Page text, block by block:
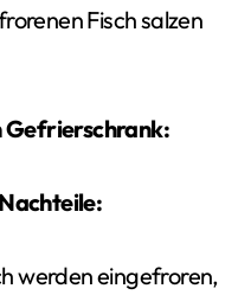
Fisch salzen
Gefrierschrank:
werden eingefroren,